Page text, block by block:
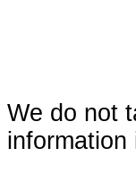
We do not
information